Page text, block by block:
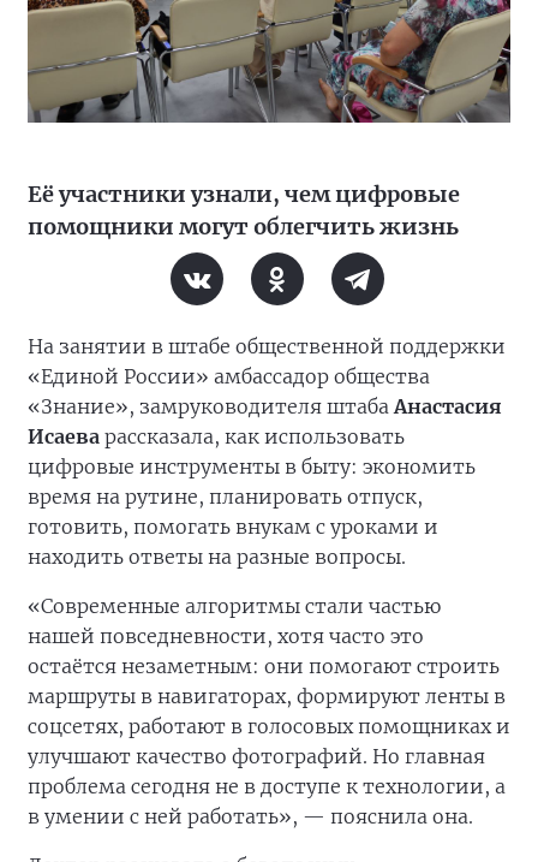
Её участники узнали, чем цифровые
помощники могут облегчить жизнь
На занятии в штабе общественной поддержки
«Единой России» амбассадор общества
«Знание», замруководителя штабаАнастасия
Исаева рассказала, как использовать
цифровые инструменты в быту: экономить
время на рутине, планировать отпуск,
готовить, помогать внукам с уроками и
находить ответы на разные вопросы.
«Современные алгоритмы стали частью
нашей повседневности, хотя часто это
остаётся незаметным: они помогают строить
маршруты в навигаторах, формируют ленты в
соцсетях, работают в голосовых помощниках и
улучшают качество фотографий. Но главная
проблема сегодня не в доступе к технологии, а
в умении с ней работать», — пояснила она.